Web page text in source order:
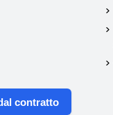
contratto